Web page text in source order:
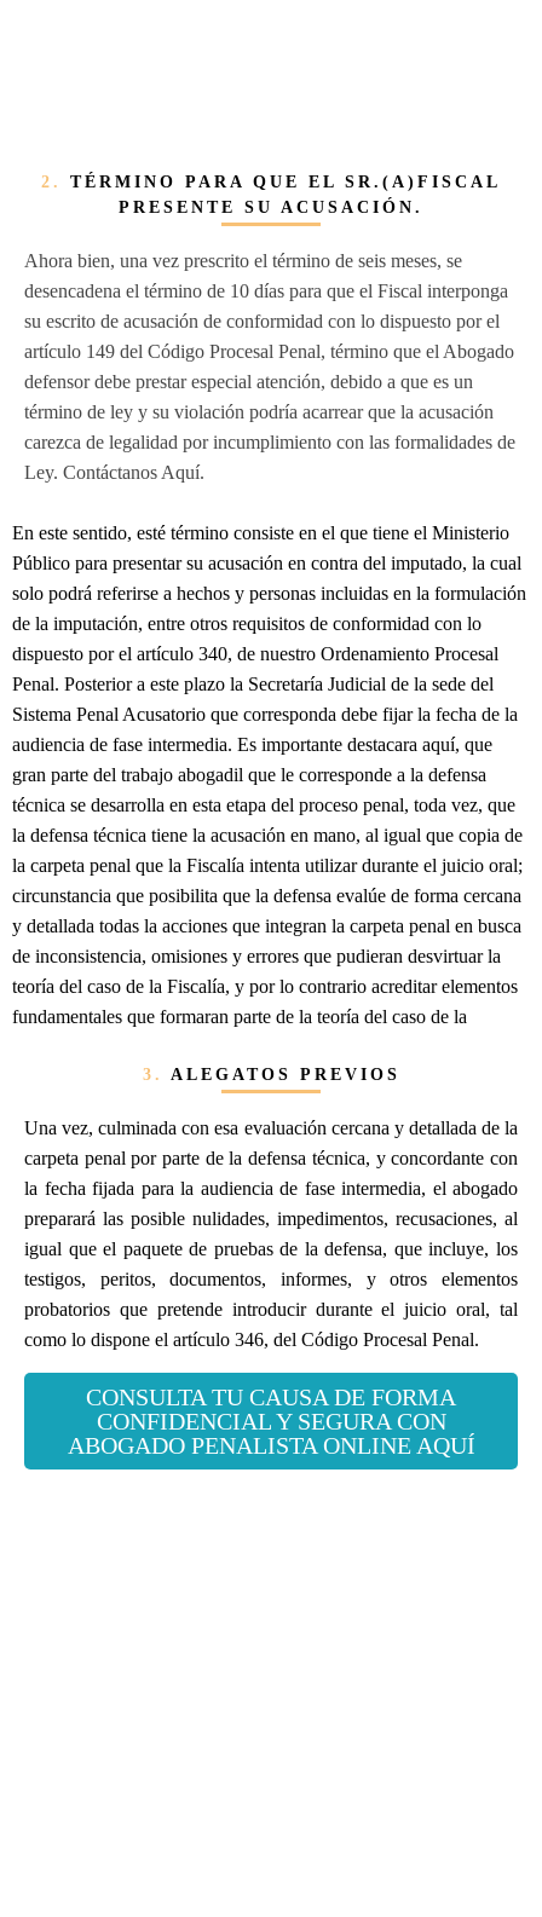
2. TÉRMINO PARA QUE EL SR.(A)FISCAL
PRESENTE SU ACUSACIÓN.
Ahora bien, una vez prescrito el término de seis meses, se
desencadena el término de 10 días para que el Fiscal interponga
su escrito de acusación de conformidad con lo dispuesto por el
artículo 149 del Código Procesal Penal, término que el Abogado
defensor debe prestar especial atención, debido a que es un
término de ley y su violación podría acarrear que la acusación
carezca de legalidad por incumplimiento con las formalidades de
Ley. Contáctanos Aquí.
En este sentido, esté término consiste en el que tiene el Ministerio
Público para presentar su acusación en contra del imputado, la cual
solo podrá referirse a hechos y personas incluidas en la formulación
de la imputación, entre otros requisitos de conformidad con lo
dispuesto por el artículo 340, de nuestro Ordenamiento Procesal
Penal. Posterior a este plazo la Secretaría Judicial de la sede del
Sistema Penal Acusatorio que corresponda debe fijar la fecha de la
audiencia de fase intermedia. Es importante destacara aquí, que
gran parte del trabajo abogadil que le corresponde a la defensa
técnica se desarrolla en esta etapa del proceso penal, toda vez, que
la defensa técnica tiene la acusación en mano, al igual que copia de
la carpeta penal que la Fiscalía intenta utilizar durante el juicio oral;
circunstancia que posibilita que la defensa evalúe de forma cercana
y detallada todas la acciones que integran la carpeta penal en busca
de inconsistencia, omisiones y errores que pudieran desvirtuar la
teoría del caso de la Fiscalía, y por lo contrario acreditar elementos
fundamentales que formaran parte de la teoría del caso de la
3. ALEGATOS PREVIOS
Una vez, culminada con esa evaluación cercana y detallada de la
carpeta penal por parte de la defensa técnica, y concordante con
la fecha fijada para la audiencia de fase intermedia, el abogado
preparará las posible nulidades, impedimentos, recusaciones, al
igual que el paquete de pruebas de la defensa, que incluye, los
testigos, peritos, documentos, informes, y otros elementos
probatorios que pretende introducir durante el juicio oral, tal
como lo dispone el artículo 346, del Código Procesal Penal.
CONSULTA TU CAUSA DE FORMA
CONFIDENCIAL Y SEGURA CON
ABOGADO PENALISTA ONLINE AQUÍ